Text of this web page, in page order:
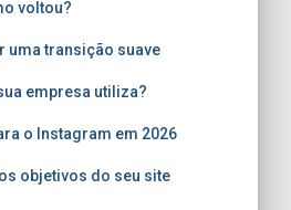
voltou?
uma transição suave
empresa utiliza?
o Instagram em 2026
objetivos do seu site